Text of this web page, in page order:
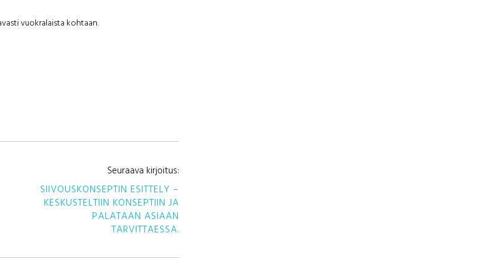
vuokralaista kohtaan.
Seuraava kirjoitus:
SIIVOUSKONSEPTIN ESITTELY –
KESKUSTELTIIN KONSEPTIIN JA
PALATAAN ASIAAN
TARVITTAESSA.